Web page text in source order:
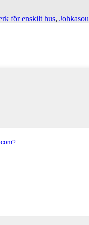
för enskilt hus, Johkasou